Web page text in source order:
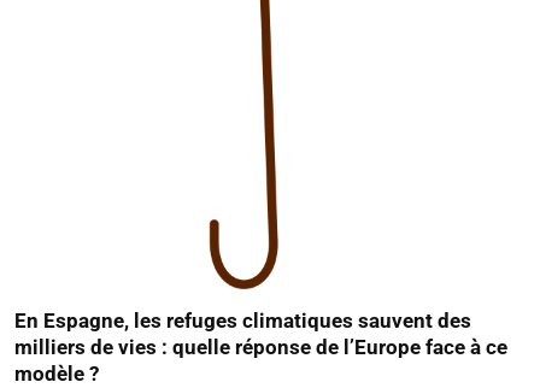
En Espagne, les refuges climatiques sauvent des
milliers de vies : quelle réponse de l’Europe face à ce
modèle ?